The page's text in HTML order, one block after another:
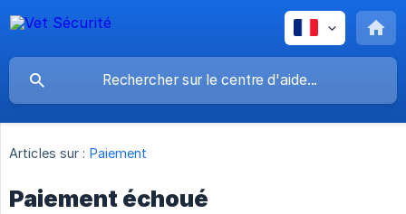
Articles sur : Paiement
Paiement échoué